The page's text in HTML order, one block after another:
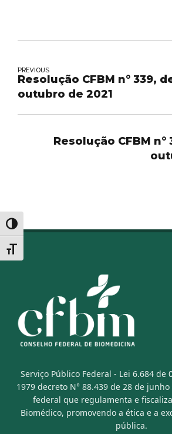
Alternar alto contraste
Alternar tamanho da fonte
PREVIOUS
Resolução CFBM n° 339,
outubro de 2021
Resolução CFBM n°
Serviço Público Federal - Lei 6.684 de
1979 decreto N° 88.439 de 28 de
federal que regulamenta e
Biomédico, promovendo a ética e a
pública.